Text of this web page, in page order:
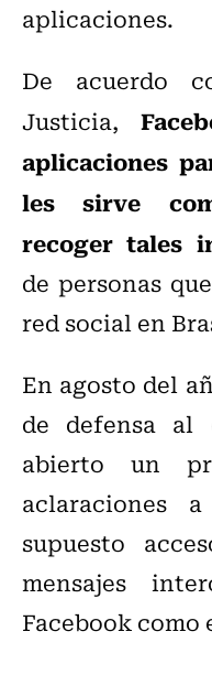
aplicaciones.
De acuerdo
Justicia,
aplicaciones
les sirve
recoger tales
de personas
red social en
En agosto del
de defensa al
abierto un
aclaraciones
supuesto
mensajes
Facebook como